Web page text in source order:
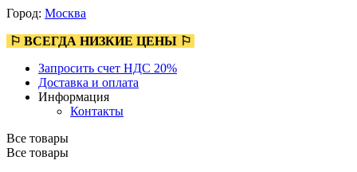
Город: Москва
⚐ ВСЕГДА НИЗКИЕ ЦЕНЫ ⚐
Запросить счет НДС 20%
Доставка и оплата
Информация
Контакты
Все товары
Все товары